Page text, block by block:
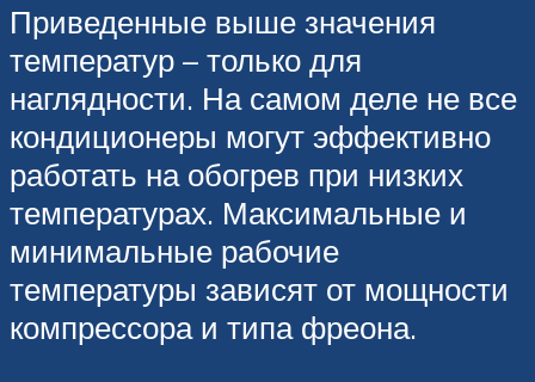
Приведенные выше значения
температур – только для
наглядности. На самом деле не все
кондиционеры могут эффективно
работать на обогрев при низких
температурах. Максимальные и
минимальные рабочие
температуры зависят от мощности
компрессора и типа фреона.